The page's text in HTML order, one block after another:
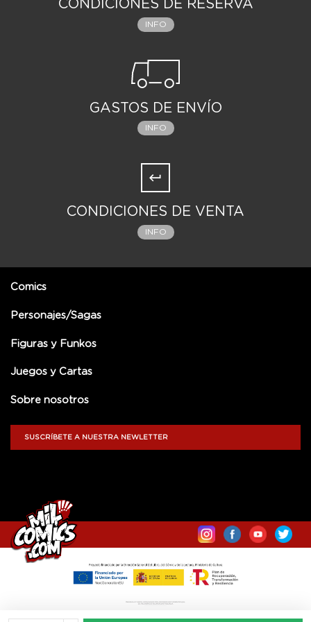
CONDICIONES DE RESERVA
INFO
GASTOS DE ENVÍO
INFO
CONDICIONES DE VENTA
INFO
Comics
Personajes/Sagas
Figuras y Funkos
Juegos y Cartas
Sobre nosotros
SUSCRÍBETE A NUESTRA NEWLETTER